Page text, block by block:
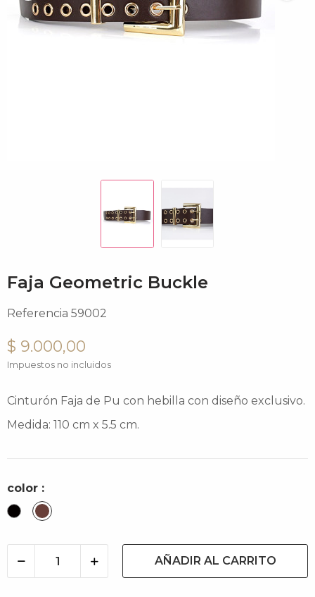
Faja Geometric Buckle
Referencia 59002
$ 9.000,00
Impuestos no incluidos
Cinturón Faja de Pu con hebilla con diseño exclusivo.
Medida: 110 cm x 5.5 cm.
color :
NegroCacao
AÑADIR AL CARRITO